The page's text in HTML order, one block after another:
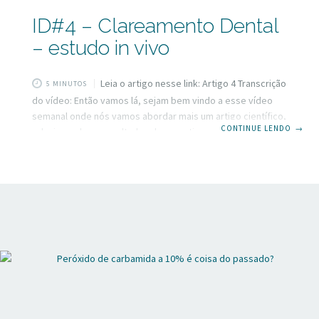
ID#4 – Clareamento Dental
– estudo in vivo
5 MINUTOS
Leia o artigo nesse link: Artigo 4 Transcrição
do vídeo: Então vamos lá, sejam bem vindo a esse vídeo
semanal onde nós vamos abordar mais um artigo científico,
relacionando os resultados desse artigo com sua vida
CONTINUE LENDO →